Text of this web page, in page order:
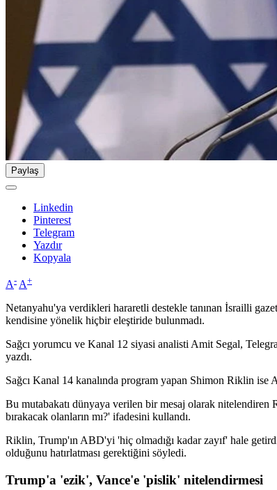
Paylaş
Linkedin
Pinterest
Telegram
Yazdır
Kopyala
A- A+
Netanyahu'ya verdikleri hararetli destekle tanınan İsrailli
kendisine yönelik hiçbir eleştiride bulunmadı.
Sağcı yorumcu ve Kanal 12 siyasi analisti Amit Segal,
yazdı.
Sağcı Kanal 14 kanalında program yapan Shimon Riklin ise
Bu mutabakatı dünyaya verilen bir mesaj olarak nitelendiren
bırakacak olanların mı?' ifadesini kullandı.
Riklin, Trump'ın ABD'yi 'hiç olmadığı kadar zayıf' hale
olduğunu hatırlatması gerektiğini söyledi.
Trump'a 'ezik', Vance'e 'pislik' nitelendirmesi